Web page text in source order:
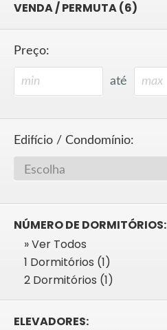
VENDA / PERMUTA (6)
Preço:
até
Edifício / Condomínio:
NÚMERO DE DORMITÓRIOS:
» Ver Todos
1 Dormitórios (1)
2 Dormitórios (1)
ELEVADORES: